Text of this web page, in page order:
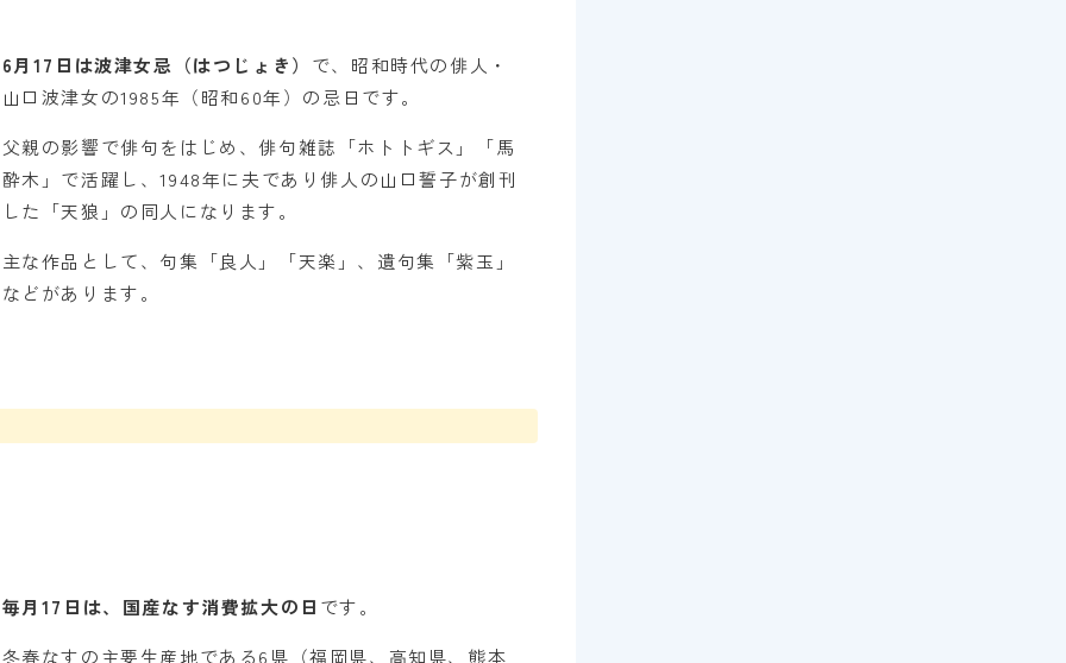
6月17日は波津女忌（はつじょき） で、昭和時代の俳人・
山口波津女の1985年（昭和60年）の忌日です。
父親の影響で俳句をはじめ、俳句雑誌「ホトトギス」「馬
酔木」で活躍し、1948年に夫であり俳人の山口誓子が創刊
した「天狼」の同人になります。
主な作品として、句集「良人」「天楽」、遺句集「紫玉」
などがあります。
毎月17日は、国産なす消費拡大の日 です。
冬春なすの主要生産地である6県（福岡県、高知県、熊本